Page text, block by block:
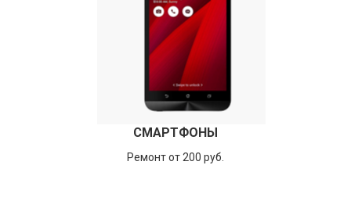
СМАРТФОНЫ
Ремонт от 200 руб.